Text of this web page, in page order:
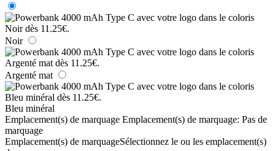
Noir
Argenté mat
Bleu minéral
Emplacement(s) de marquage Emplacement(s) de marquage: Pas de
marquage
Emplacement(s) de marquageSélectionnez le ou les emplacement(s)